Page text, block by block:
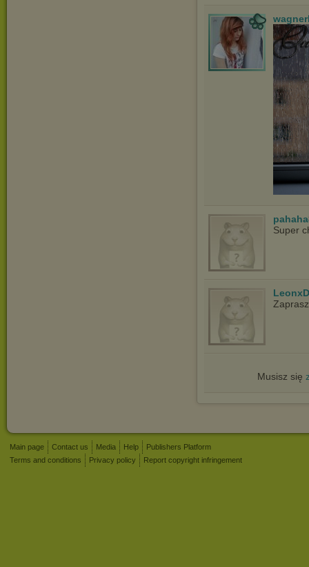
Super
Musisz się
Main page Contact us Media Help
Publishers Platform
Terms and conditions
Privacy policy Report copyright infringement